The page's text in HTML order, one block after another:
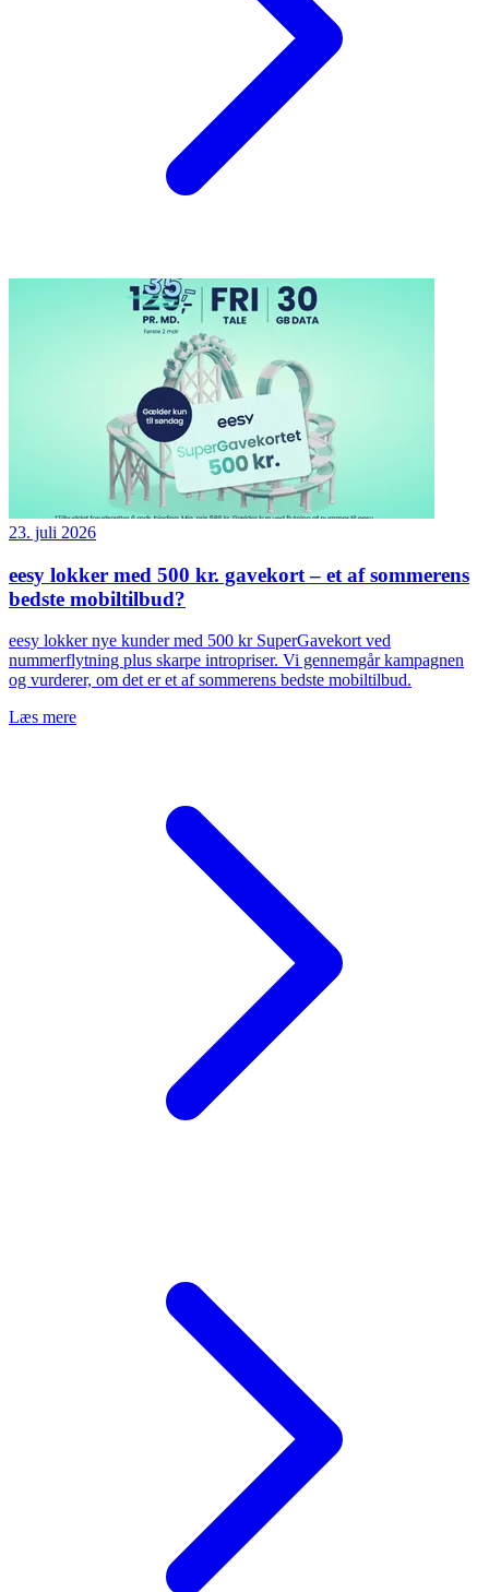
23. juli 2026
eesy lokker med 500 kr. gavekort – et af sommerens
bedste mobiltilbud?
eesy lokker nye kunder med 500 kr SuperGavekort ved
nummerflytning plus skarpe intropriser. Vi gennemgår kampagnen
og vurderer, om det er et af sommerens bedste mobiltilbud.
Læs mere